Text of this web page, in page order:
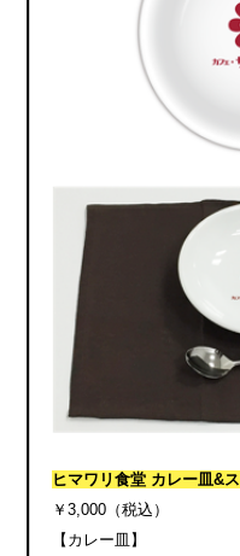
ヒマワリ食堂 カレー皿&
￥3,000（税込）
【カレー皿】